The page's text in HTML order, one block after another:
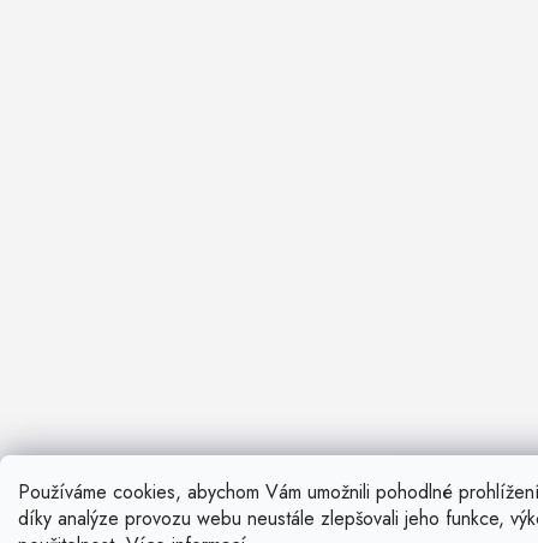
Používáme cookies, abychom Vám umožnili pohodlné
díky analýze provozu webu neustále zlepšovali jeho funkce,
Nevíte si
Rádi vám